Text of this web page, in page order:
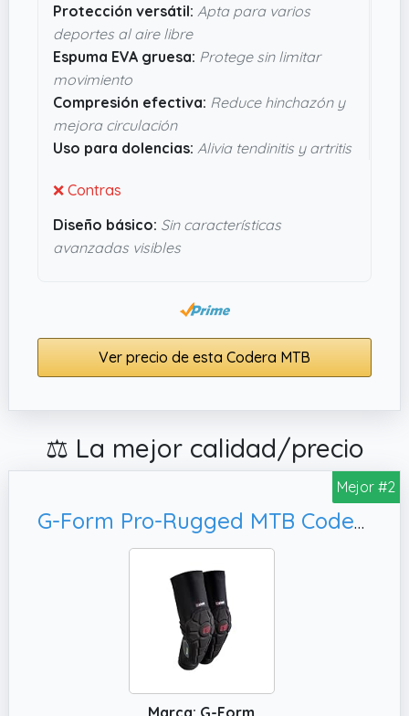
la compresión para reducir la hinchazón y
mejorar la circulación, algo útil si ya tienes alguna
molestia como tendinitis o simplemente quieres
cuidarte mejor. Parecen un complemento
cómodo para cualquiera que quiera ir un poco
más seguro sin perder movilidad. No está mal
para lo que cuestan y cómo están diseñadas.
Protección versátil: Apta para varios
deportes al aire libre
Espuma EVA gruesa: Protege sin limitar
movimiento
Compresión efectiva: Reduce hinchazón y
mejora circulación
Uso para dolencias: Alivia tendinitis y artritis
❌ Contras
Diseño básico: Sin características
avanzadas visibles
Ver precio de esta Codera MTB
⚖️ La mejor calidad/precio
Mejor #2
G-Form Pro-Rugged MTB Coderas para Bicicleta de Montaña, Adulto Pequeño
Marca: G-Form